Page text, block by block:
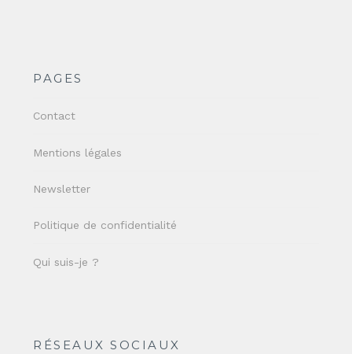
PAGES
Contact
Mentions légales
Newsletter
Politique de confidentialité
Qui suis-je ?
RÉSEAUX SOCIAUX